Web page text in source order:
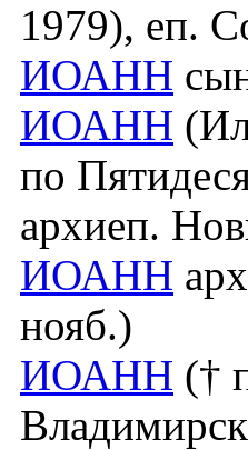
1979), еп.
ИОАНН
ИОАНН
по
архиеп.
ИОАНН
нояб.)
ИОАНН (†